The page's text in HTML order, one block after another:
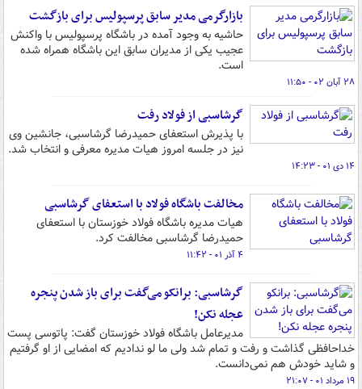
بازارگرمی مدیر سابق پرسپولیس برای بازگشت
حاشیه به وجود آمده در باشگاه پرسپولیس با واکنش
عجیب یکی از مدیران سابق این باشگاه همراه شده
است.
۲۸ آبان ۰۲ - ۱۱:۵۰
گرشاسبی از فولاد رفت
با پذیرش استعفای حمیدرضا گرشاسبی، جانشین وی
نیز در جلسه امروز هیات مدیره معرفی و انتخاب شد.
۱۴ دی ۰۱ - ۱۴:۲۳
مخالفت باشگاه فولاد با استعفای گرشاسبی
هیات مدیره باشگاه فولاد خوزستان با استعفای
حمیدرضا گرشاسبی مخالفت کرد.
۴ آذر ۰۱ - ۱۱:۴۲
گرشاسبی:‌ برانکو می‌گفت برای باز شدن پنجره
عجله نکن!
مدیرعامل باشگاه فولاد خوزستان گفت:‌ پاتوسی پست
خداحافظی گذاشت و رفت و تمام شد ولی ما لو ندادیم که امضایی از او گرفتیم
و شاید خودش هم نمی‌دانست.
۱۹ مرداد ۰۱ - ۲۱:۰۷